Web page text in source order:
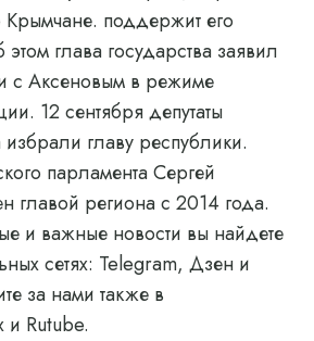
Крымчане. поддержит его
глава государства заявил
с Аксеновым в режиме
12 сентября депутаты
избрали главу республики.
парламента Сергей
главой региона с 2014 года.
и важные новости вы найдете
сетях: Telegram, Дзен и
за нами также в
Rutube.